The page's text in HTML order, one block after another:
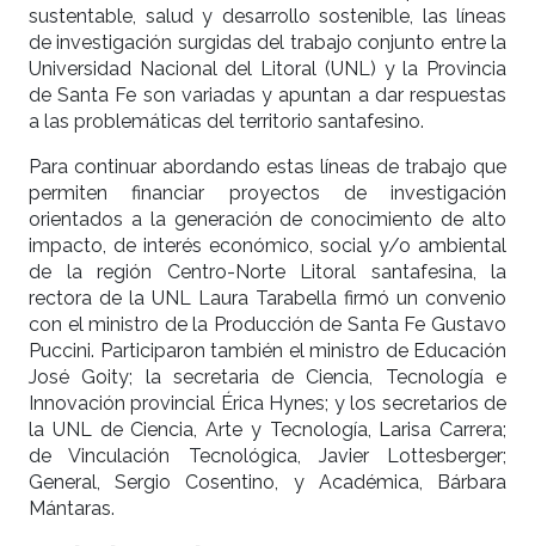
sustentable, salud y desarrollo sostenible, las líneas
de investigación surgidas del trabajo conjunto entre la
Universidad Nacional del Litoral (UNL) y la Provincia
de Santa Fe son variadas y apuntan a dar respuestas
a las problemáticas del territorio santafesino.
Para continuar abordando estas líneas de trabajo que
permiten financiar proyectos de investigación
orientados a la generación de conocimiento de alto
impacto, de interés económico, social y/o ambiental
de la región Centro-Norte Litoral santafesina, la
rectora de la UNL Laura Tarabella firmó un convenio
con el ministro de la Producción de Santa Fe Gustavo
Puccini. Participaron también el ministro de Educación
José Goity; la secretaria de Ciencia, Tecnología e
Innovación provincial Érica Hynes; y los secretarios de
la UNL de Ciencia, Arte y Tecnología, Larisa Carrera;
de Vinculación Tecnológica, Javier Lottesberger;
General, Sergio Cosentino, y Académica, Bárbara
Mántaras.